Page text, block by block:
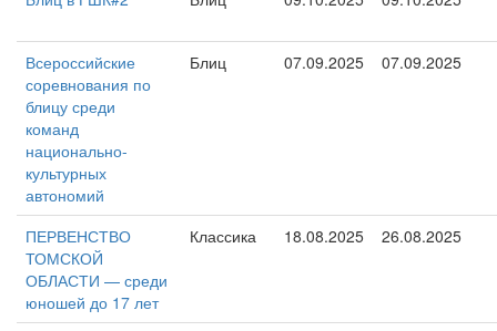
Всероссийские
соревнования по
блицу среди
команд
национально-
культурных
автономий
Блиц 07.09.2025 07.09.2025
ПЕРВЕНСТВО
ТОМСКОЙ
ОБЛАСТИ — среди
юношей до 17 лет
Классика 18.08.2025 26.08.2025